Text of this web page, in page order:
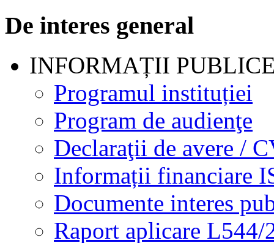
De interes general
INFORMAȚII
Programul instituției
Program de audienţe
Declaraţii de avere /
Informații financiare
Documente interes
Raport aplicare L544/